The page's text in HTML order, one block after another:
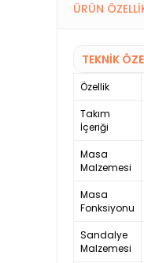
ÜRÜN
TEKNİK
Özellik
Takım
İçeriği
Masa
Malzemesi
Masa
Fonksiyonu
Sandalye
Malzemesi